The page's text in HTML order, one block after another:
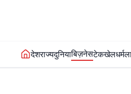
देशराज्यदुनियाबिज़नेसटेकखेलधर्म